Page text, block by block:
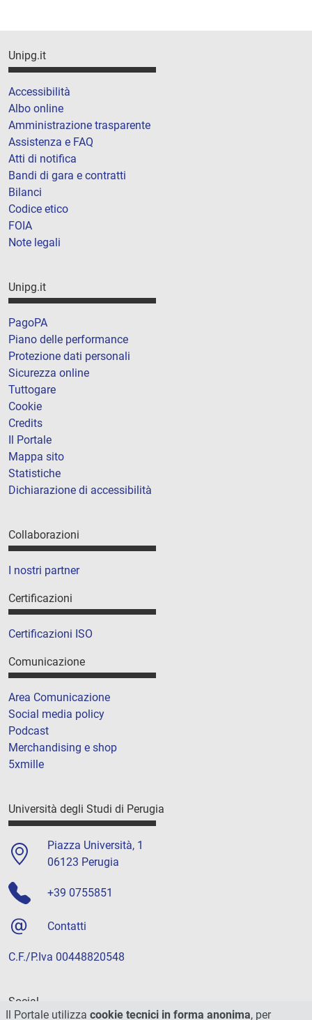
Unipg.it
Accessibilità
Albo online
Amministrazione trasparente
Assistenza e FAQ
Atti di notifica
Bandi di gara e contratti
Bilanci
Codice etico
FOIA
Note legali
Unipg.it
PagoPA
Piano delle performance
Protezione dati personali
Sicurezza online
Tuttogare
Cookie
Credits
Il Portale
Mappa sito
Statistiche
Dichiarazione di accessibilità
Collaborazioni
I nostri partner
Certificazioni
Certificazioni ISO
Comunicazione
Area Comunicazione
Social media policy
Podcast
Merchandising e shop
5xmille
Università degli Studi di Perugia
Piazza Università, 1
06123 Perugia
+39 0755851
Contatti
C.F./P.Iva 00448820548
Social
Il Portale utilizza cookie tecnici in forma anonima, per